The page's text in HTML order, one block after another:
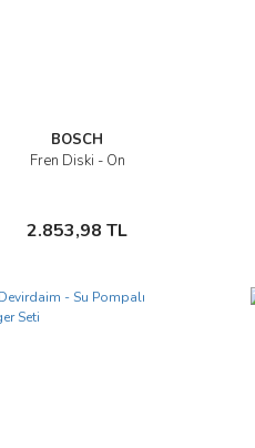
BOSCH
Fren Diski - Ön
2.853,98 TL
İncele
Sepete Ekle